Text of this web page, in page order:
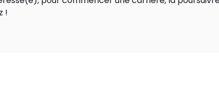
!